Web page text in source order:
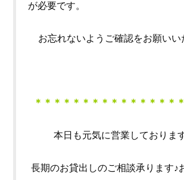
が必要です。
お忘れないようご確認をお願いい
＊＊＊＊＊＊＊＊＊＊＊＊＊＊＊
本日も元気に営業しておりま
長期のお貸出しのご相談承ります♪